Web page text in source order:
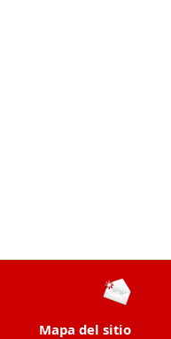
Mapa del sitio